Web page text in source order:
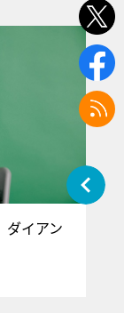
ダイアン
ュー